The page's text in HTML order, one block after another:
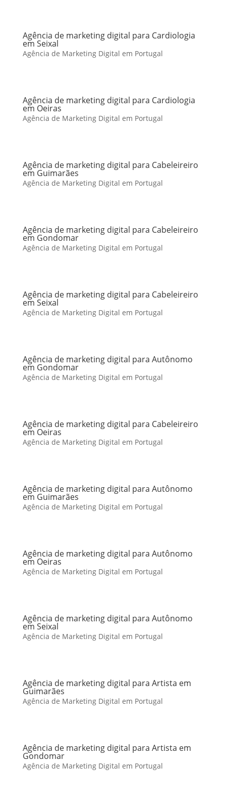
Agência de marketing digital para Cardiologia
em Seixal
Agência de Marketing Digital em Portugal
Agência de marketing digital para Cardiologia
em Oeiras
Agência de Marketing Digital em Portugal
Agência de marketing digital para Cabeleireiro
em Guimarães
Agência de Marketing Digital em Portugal
Agência de marketing digital para Cabeleireiro
em Gondomar
Agência de Marketing Digital em Portugal
Agência de marketing digital para Cabeleireiro
em Seixal
Agência de Marketing Digital em Portugal
Agência de marketing digital para Autônomo
em Gondomar
Agência de Marketing Digital em Portugal
Agência de marketing digital para Cabeleireiro
em Oeiras
Agência de Marketing Digital em Portugal
Agência de marketing digital para Autônomo
em Guimarães
Agência de Marketing Digital em Portugal
Agência de marketing digital para Autônomo
em Oeiras
Agência de Marketing Digital em Portugal
Agência de marketing digital para Autônomo
em Seixal
Agência de Marketing Digital em Portugal
Agência de marketing digital para Artista em
Guimarães
Agência de Marketing Digital em Portugal
Agência de marketing digital para Artista em
Gondomar
Agência de Marketing Digital em Portugal